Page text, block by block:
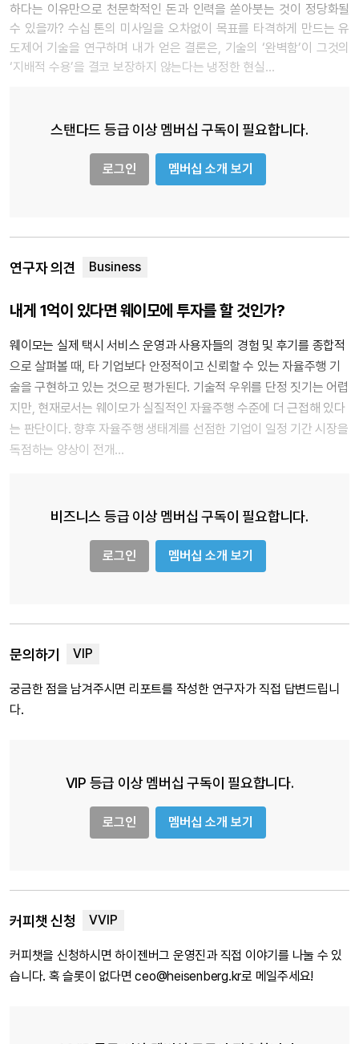
하다는 이유만으로 천문학적인 돈과 인력을 쏟아붓는 것이 정당화될
수 있을까? 수십 톤의 미사일을 오차없이 목표를 타격하게 만드는 유
도제어 기술을 연구하며 내가 얻은 결론은, 기술의 ‘완벽함’이 그것의
‘지배적 수용’을 결코 보장하지 않는다는 냉정한 현실…
스탠다드 등급 이상 멤버십 구독이 필요합니다.
로그인 멤버십 소개 보기
연구자 의견
내게 1억이 있다면 웨이모에 투자를 할 것인가?
웨이모는 실제 택시 서비스 운영과 사용자들의 경험 및 후기를 종합적
으로 살펴볼 때, 타 기업보다 안정적이고 신뢰할 수 있는 자율주행 기
술을 구현하고 있는 것으로 평가된다. 기술적 우위를 단정 짓기는 어렵
지만, 현재로서는 웨이모가 실질적인 자율주행 수준에 더 근접해 있다
는 판단이다. 향후 자율주행 생태계를 선점한 기업이 일정 기간 시장을
독점하는 양상이 전개…
비즈니스 등급 이상 멤버십 구독이 필요합니다.
로그인 멤버십 소개 보기
문의하기
궁금한 점을 남겨주시면 리포트를 작성한 연구자가 직접 답변드립니
다.
VIP 등급 이상 멤버십 구독이 필요합니다.
로그인 멤버십 소개 보기
커피챗 신청
커피챗을 신청하시면 하이젠버그 운영진과 직접 이야기를 나눌 수 있
습니다. 혹 슬롯이 없다면 ceo@heisenberg.kr로 메일주세요!